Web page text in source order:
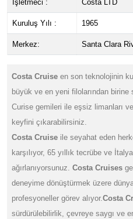
İşletmeci : Costa LTD
Kuruluş Yılı : 1965
Merkez: Santa Clara
Costa Cruise en son teknolojinin
büyük ve en yeni filolarından
Curise gemileri ile eşsiz limanları
keyfini çıkarabilirsiniz.
Costa Cruise ile seyahat eden
karşılıyor, 65 yıllık tecrübe ve
ağırlanıyorsunuz. Costa Cruises
deneyime dönüştürmek üzere
profesyoneller görev alıyor.Costa
sürdürülebilirlik, çevreye saygı ve